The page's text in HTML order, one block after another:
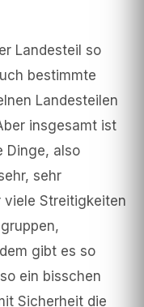
Landesteil so
bestimmte
Landesteilen
insgesamt ist
Dinge, also
sehr
viele Streitigkeiten
gibt es so
ein bisschen
Sicherheit die